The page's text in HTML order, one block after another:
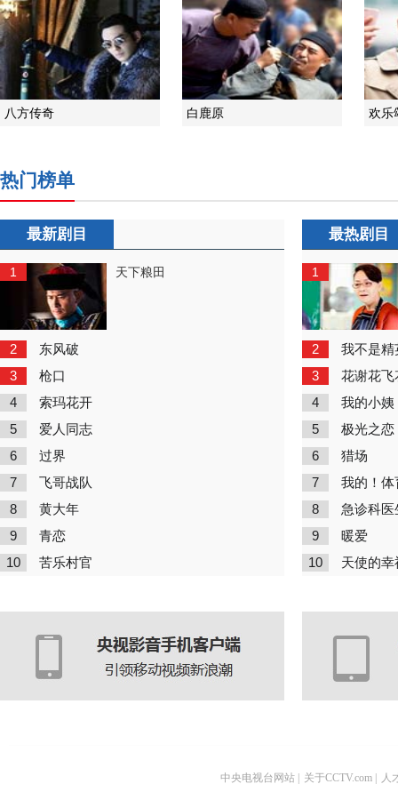
八方传奇 白鹿原 欢乐
热门榜单
最新剧目
1 天下粮田
2 东风破
3 枪口
4 索玛花开
5 爱人同志
6 过界
7 飞哥战队
8 黄大年
9 青恋
10 苦乐村官
最热剧目
1
2 我不是精
3 花谢花飞
4 我的小姨
5 极光之恋
6 猎场
7 我的！体
8 急诊科医
9 暖爱
10 天使的幸
中央电视台网站 关于CCTV.com 人